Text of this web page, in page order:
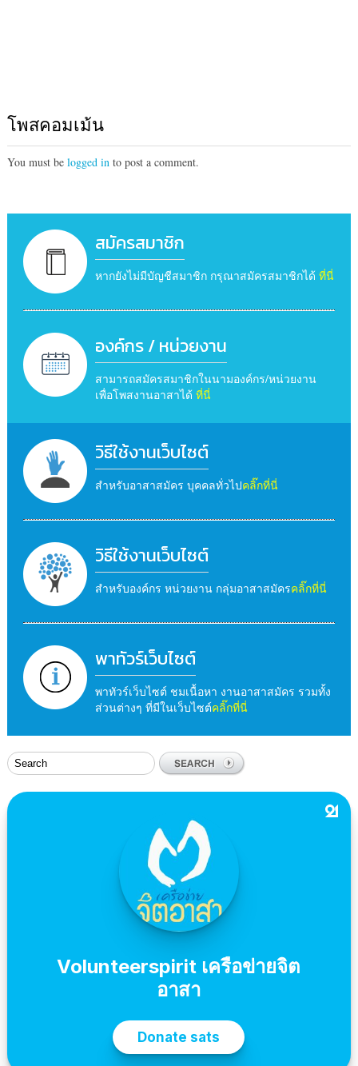
โพสคอมเม้น
You must be logged in to post a comment.
สมัครสมาชิก
หากยังไม่มีบัญชีสมาชิก กรุณาสมัครสมาชิกได้ ที่นี่
องค์กร / หน่วยงาน
สามารถสมัครสมาชิกในนามองค์กร/หน่วยงาน
เพื่อโพสงานอาสาได้ ที่นี่
วิธีใช้งานเว็บไซต์
สำหรับอาสาสมัคร บุคคลทั่วไปคลิ๊กที่นี่
วิธีใช้งานเว็บไซต์
สำหรับองค์กร หน่วยงาน กลุ่มอาสาสมัครคลิ๊กที่นี่
พาทัวร์เว็บไซต์
พาทัวร์เว็บไซต์ ชมเนื้อหา งานอาสาสมัคร รวมทั้ง
ส่วนต่างๆ ที่มีในเว็บไซต์คลิ๊กที่นี่